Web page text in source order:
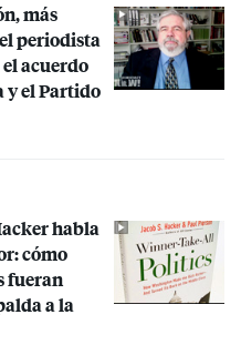
más
periodista
acuerdo
y el Partido
habla
cómo
fueran
a la